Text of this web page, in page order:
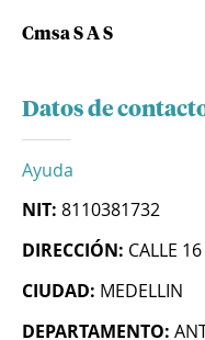
Cmsa S A S
Datos de contacto
Ayuda
NIT: 8110381732
DIRECCIÓN: CALLE
CIUDAD: MEDELLIN
DEPARTAMENTO: